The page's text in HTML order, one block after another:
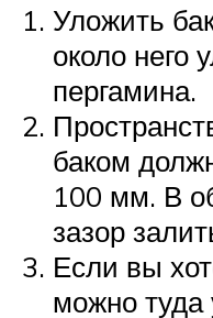
Уложить
около него
пергамина.
баком
100 мм. В
зазор
Если вы
можно туда